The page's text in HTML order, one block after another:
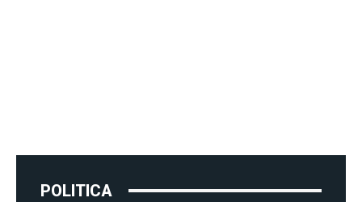
POLITICA